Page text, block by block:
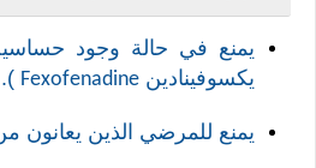
يمنع في حالة وجود
يكسوفينادين Fexofenadine
).
يمنع للمرضي الذين يعانون